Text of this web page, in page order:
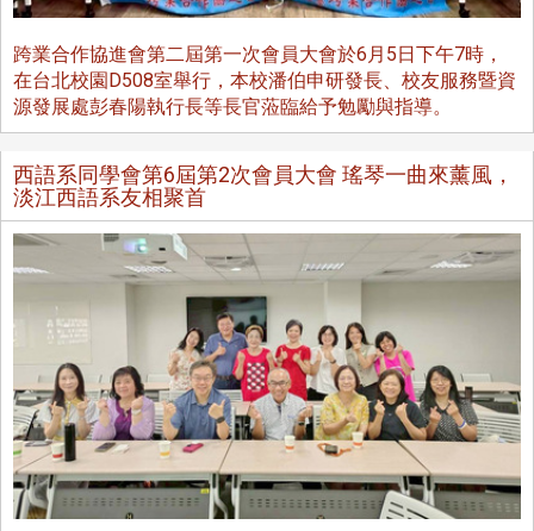
跨業合作協進會第二屆第一次會員大會於6月5日下午7時，
在台北校園D508室舉行，本校潘伯申研發長、校友服務暨資
源發展處彭春陽執行長等長官蒞臨給予勉勵與指導。
西語系同學會第6屆第2次會員大會 瑤琴一曲來薰風，
淡江西語系友相聚首